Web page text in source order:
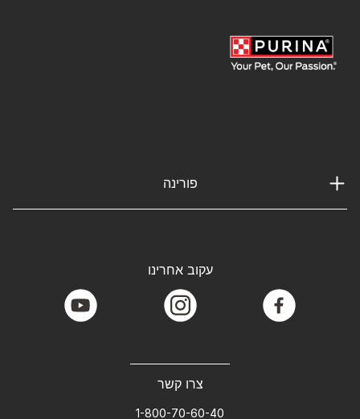
פורינה
צרו קשר
1-800-70-60-40
עקוב אחרינו
facebook
instagram
youtube